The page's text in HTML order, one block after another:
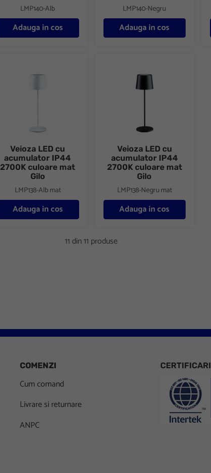
LMP140-Alb
Adauga in cos
LMP140-Negru
Adauga in cos
Veioza LED cu
acumulator IP44
2700K culoare mat
Gilo
LMP138-Alb mat
Adauga in cos
Veioza LED cu
acumulator IP44
2700K culoare mat
Gilo
LMP138-Negru mat
Adauga in cos
11 din 11 produse
COMENZI
Cum comand
Livrare si returnare
ANPC
CERTIFICARI